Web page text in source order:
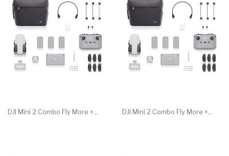
DJI Mini 2 Combo Fly More +... DJI Mini 2 Combo Fly More +...